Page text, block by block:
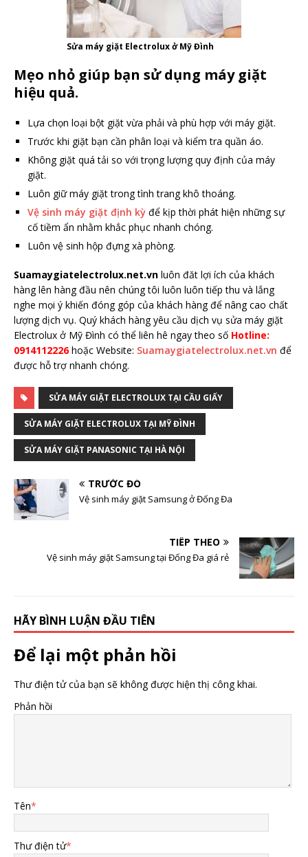
Sửa máy giặt Electrolux ở Mỹ Đình
Mẹo nhỏ giúp bạn sử dụng máy giặt
hiệu quả.
Lựa chọn loại bột giặt vừa phải và phù hợp với máy giặt.
Trước khi giặt bạn cần phân loại và kiểm tra quần áo.
Không giặt quá tải so với trọng lượng quy định của máy
giặt.
Luôn giữ máy giặt trong tình trang khô thoáng.
Vệ sinh máy giặt định kỳ để kịp thời phát hiện những sự
cố tiềm ẩn nhằm khắc phục nhanh chóng.
Luôn vệ sinh hộp đựng xà phòng.
Suamaygiatelectrolux.net.vn luôn đăt lợi ích của khách
hàng lên hàng đầu nên chúng tôi luôn luôn tiếp thu và lắng
nghe mọi ý khiến đóng góp của khách hàng để nâng cao chất
lượng dịch vụ. Quý khách hàng yêu cầu dịch vụ sửa máy giặt
Electrolux ở Mỹ Đình có thể liên hê ngay theo số Hotline:
0914112226hoặc Website: Suamaygiatelectrolux.net.vn để
được hỗ trợ nhanh chóng.
SỬA MÁY GIẶT ELECTROLUX TẠI CẦU GIẤY
SỬA MÁY GIẶT ELECTROLUX TẠI MỸ ĐÌNH
SỬA MÁY GIẶT PANASONIC TẠI HÀ NỘI
TRƯỚC ĐÓ
Vệ sinh máy giặt Samsung ở Đống Đa
TIẾP THEO
Vệ sinh máy giặt Samsung tại Đống Đa giá rẻ
HÃY BÌNH LUẬN ĐẦU TIÊN
Để lại một phản hồi
Thư điện tử của bạn sẽ không được hiện thị công khai.
Phản hồi
Tên*
Thư điện tử*